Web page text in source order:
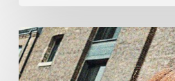
L’ACLC
se
joint